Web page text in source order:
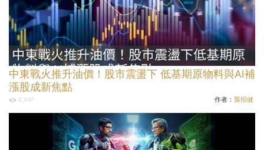
中東戰火推升油價！股市震盪下 低基期原物料與AI補
漲股成新焦點
6,947 作者： 龔招健